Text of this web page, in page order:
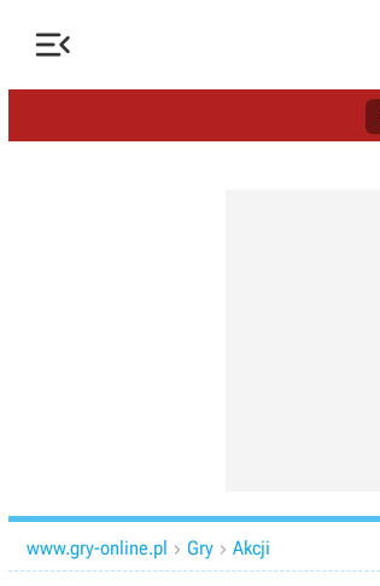

www.gry-online.pl  Gry  Akcji